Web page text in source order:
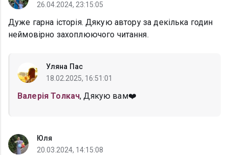
26.04.2024, 23:15:05
Дуже гарна історія. Дякую автору за декілька годин
неймовірно захоплюючого читання.
Уляна Пас
18.02.2025, 16:51:01
Валерія Толкач, Дякую вам❤️
Юля
20.03.2024, 14:15:08